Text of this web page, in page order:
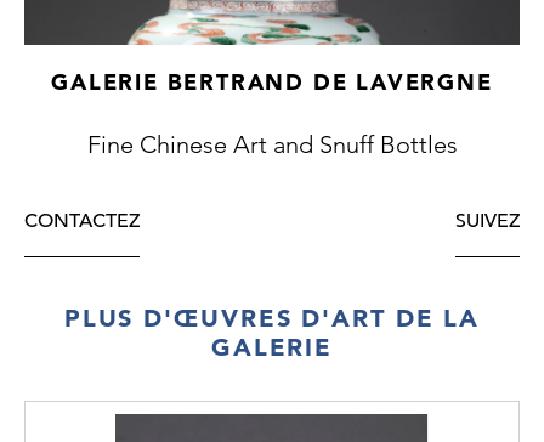
GALERIE BERTRAND DE LAVERGNE
Fine Chinese Art and Snuff Bottles
CONTACTEZ SUIVEZ
PLUS D'ŒUVRES D'ART DE LA
GALERIE